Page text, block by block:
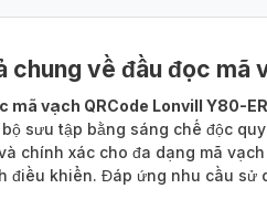
chung về đầu đọc mã
mã vạch QRCode Lonvill Y80-ER
sưu tập bằng sáng chế độc
chính xác cho đa dạng mã
điều khiển. Đáp ứng nhu cầu sử